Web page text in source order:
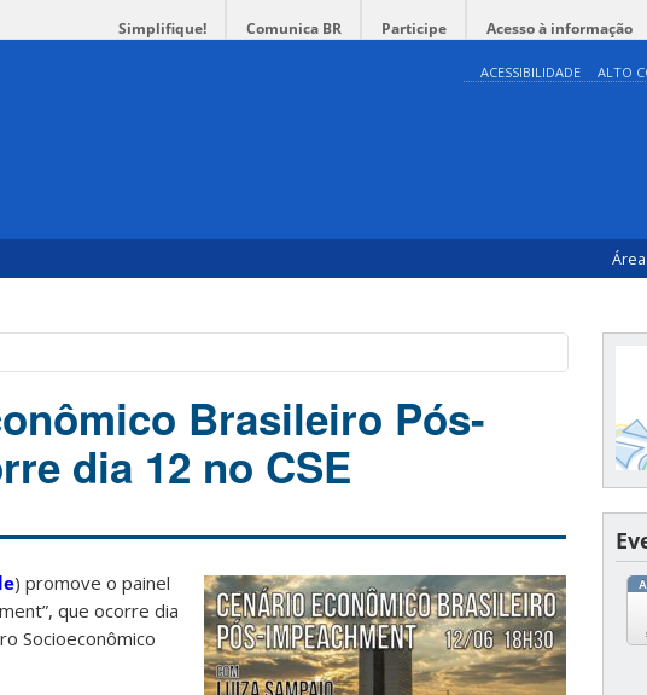
Simplifique! Comunica BR Participe Acesso à informação
ACESSIBILIDADE ALTO
Brasileiro Pós-
dia 12 no CSE
) promove o painel
que ocorre dia
Socioeconômico